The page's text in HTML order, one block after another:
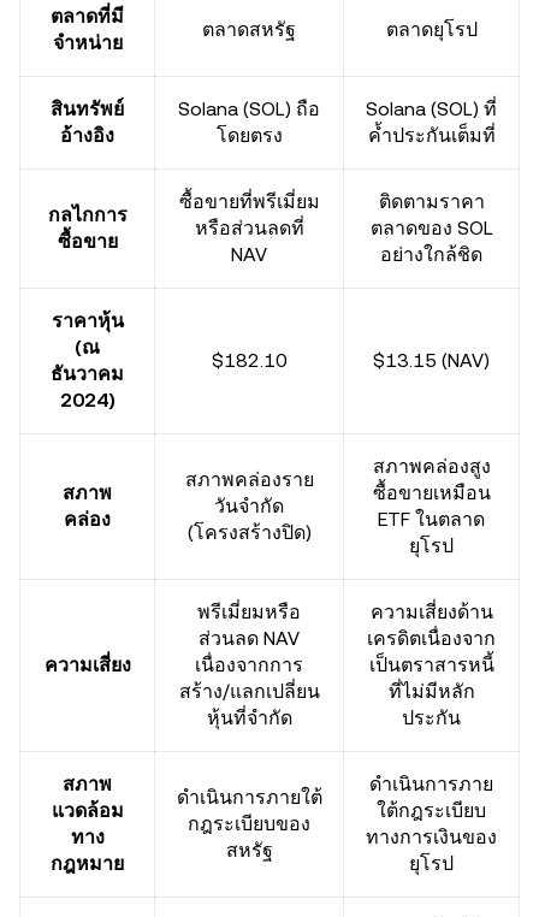
ตลาดที่มี
จำหน่าย
ตลาดสหรัฐ ตลาดยุโรป
สินทรัพย์
อ้างอิง
Solana (SOL) ถือ
โดยตรง
Solana (SOL) ที่
ค้ำประกันเต็มที่
กลไกการ
ซื้อขาย
ซื้อขายที่พรีเมี่ยม
หรือส่วนลดที่
NAV
ติดตามราคา
ตลาดของ SOL
อย่างใกล้ชิด
ราคาหุ้น
(ณ
ธันวาคม
2024)
$182.10 $13.15 (NAV)
สภาพ
คล่อง
สภาพคล่องราย
วันจำกัด
(โครงสร้างปิด)
สภาพคล่องสูง
ซื้อขายเหมือน
ETF ในตลาด
ยุโรป
ความเสี่ยง
พรีเมี่ยมหรือ
ส่วนลด NAV
เนื่องจากการ
สร้าง/แลกเปลี่ยน
หุ้นที่จำกัด
ความเสี่ยงด้าน
เครดิตเนื่องจาก
เป็นตราสารหนี้
ที่ไม่มีหลัก
ประกัน
สภาพ
แวดล้อม
ทาง
กฎหมาย
ดำเนินการภายใต้
กฎระเบียบของ
สหรัฐ
ดำเนินการภาย
ใต้กฎระเบียบ
ทางการเงินของ
ยุโรป